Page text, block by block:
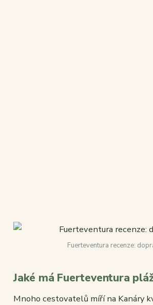
Fuerteventura recenze:
Jaké má Fuerteventura
Mnoho cestovatelů míří na Kanáry